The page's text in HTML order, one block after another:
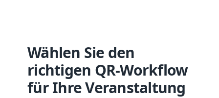
Wählen Sie den
richtigen QR-Workflow
für Ihre Veranstaltung